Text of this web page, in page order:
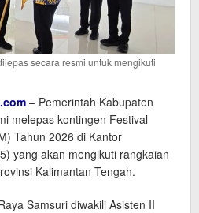
secara resmi untuk mengikuti
– Pemerintah Kabupaten
melepas kontingen Festival
Tahun 2026 di Kantor
yang akan mengikuti rangkaian
Kalimantan Tengah.
Samsuri diwakili Asisten II